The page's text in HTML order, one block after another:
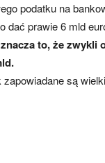
podatku na
dać prawie 6 mld
to, że zwykli
są